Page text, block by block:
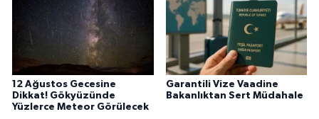
12 Ağustos Gecesine
Dikkat! Gökyüzünde
Yüzlerce Meteor Görülecek
Garantili Vize Vaadine
Bakanlıktan Sert Müdahale